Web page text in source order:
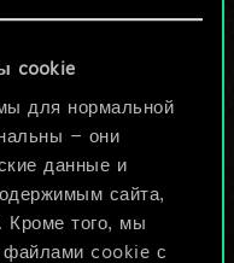
cookie
для нормальной
— они
данные и
сайта,
Кроме того, мы
файлами cookie с
её